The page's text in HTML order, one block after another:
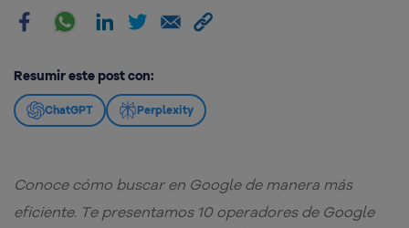
Resumir este post con:
ChatGPT Perplexity
Conoce cómo buscar en Google de manera más
eficiente. Te presentamos 10 operadores de Google